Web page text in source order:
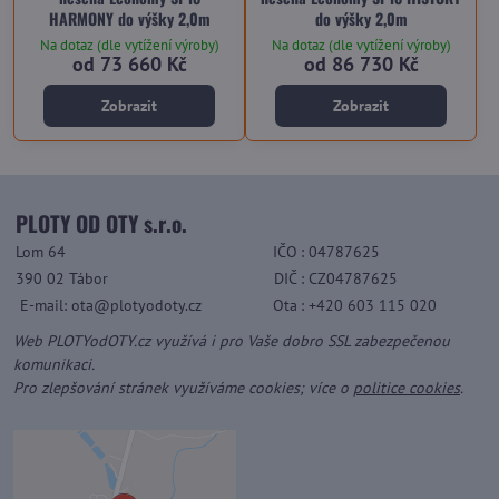
HARMONY do výšky 2,0m
Na dotaz (dle vytížení výroby)
od 73 660 Kč
Zobrazit
do výšky 2,0m
Na dotaz (dle vytížení výroby)
od 86 730 Kč
Zobrazit
PLOTY OD OTY s.r.o.
Lom 64 IČO : 04787625
390 02 Tábor
DIČ : CZ04787625
E-mail: ota@plotyodoty.cz
Ota : +420 603 115 020
Web PLOTYodOTY.cz využívá i pro Vaše dobro SSL zabezpečenou
komunikaci.
Pro zlepšování stránek využíváme cookies; více o politice cookies.